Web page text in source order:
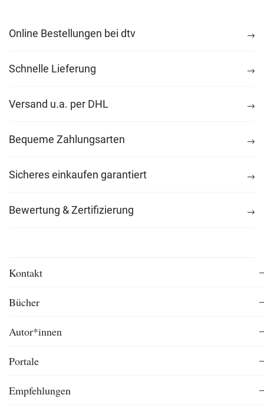
Online Bestellungen bei dtv
Schnelle Lieferung
Versand u.a. per DHL
Bequeme Zahlungsarten
Sicheres einkaufen garantiert
Bewertung & Zertifizierung
Kontakt
Bücher
Autor*innen
Portale
Empfehlungen